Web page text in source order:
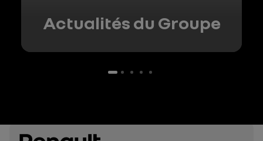
Actualités du Groupe